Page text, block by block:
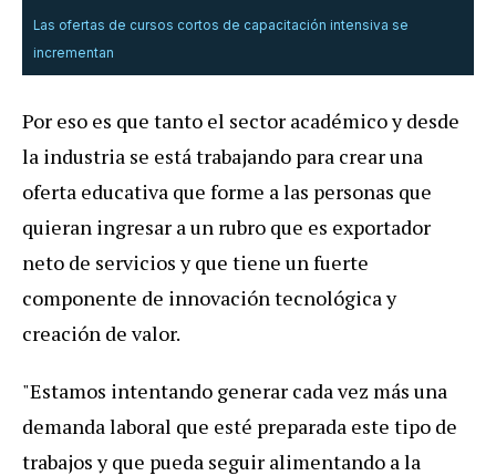
Las ofertas de cursos cortos de capacitación intensiva se
incrementan
Por eso es que tanto el sector académico y desde
la industria se está trabajando para crear una
oferta educativa que forme a las personas que
quieran ingresar a un rubro que es exportador
neto de servicios y que tiene un fuerte
componente de innovación tecnológica y
creación de valor.
"Estamos intentando generar cada vez más una
demanda laboral que esté preparada este tipo de
trabajos y que pueda seguir alimentando a la